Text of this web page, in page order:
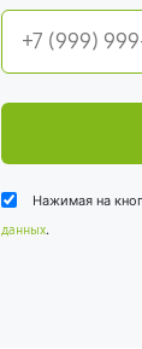
Нажимая на
данных.